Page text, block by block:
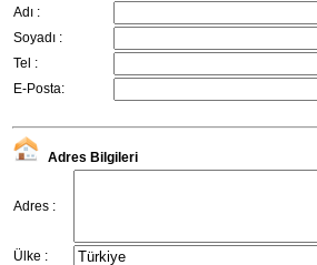
Adı :
Soyadı :
Tel :
E-Posta:
Adres Bilgileri
Adres :
Ülke :